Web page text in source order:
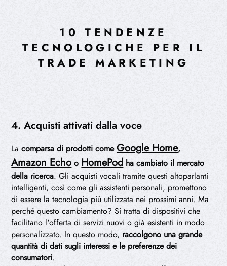
10 TENDENZE
TECNOLOGICHE PER IL
TRADE MARKETING
4. Acquisti attivati dalla voce
Lacomparsa di prodotti comeGoogle Home,
Amazon Echoo HomePod ha cambiato il mercato
della ricerca. Gli acquisti vocali tramite questi altoparlanti
intelligenti, così come gli assistenti personali, promettono
di essere la tecnologia più utilizzata nei prossimi anni. Ma
perché questo cambiamento? Si tratta di dispositivi che
facilitano l'offerta di servizi nuovi o già esistenti in modo
personalizzato. In questo modo, raccolgono una grande
quantità di dati sugli interessi e le preferenze dei
consumatori.